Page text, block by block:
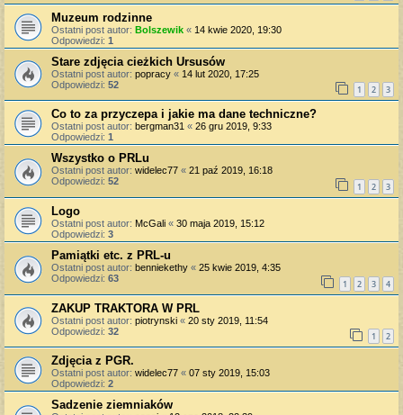
Muzeum rodzinne
Ostatni post autor: Bolszewik « 14 kwie 2020, 19:30
Odpowiedzi: 1
Stare zdjęcia cieżkich Ursusów
Ostatni post autor: popracy « 14 lut 2020, 17:25
Odpowiedzi: 52 1 2 3
Co to za przyczepa i jakie ma dane techniczne?
Ostatni post autor: bergman31 « 26 gru 2019, 9:33
Odpowiedzi: 1
Wszystko o PRLu
Ostatni post autor: widelec77 « 21 paź 2019, 16:18
Odpowiedzi: 52 1 2 3
Logo
Ostatni post autor: McGali « 30 maja 2019, 15:12
Odpowiedzi: 3
Pamiątki etc. z PRL-u
Ostatni post autor: benniekethy « 25 kwie 2019, 4:35
Odpowiedzi: 63 1 2 3 4
ZAKUP TRAKTORA W PRL
Ostatni post autor: piotrynski « 20 sty 2019, 11:54
Odpowiedzi: 32 1 2
Zdjęcia z PGR.
Ostatni post autor: widelec77 « 07 sty 2019, 15:03
Odpowiedzi: 2
Sadzenie ziemniaków